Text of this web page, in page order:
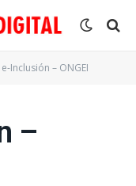
Inclusión – ONGEI
–